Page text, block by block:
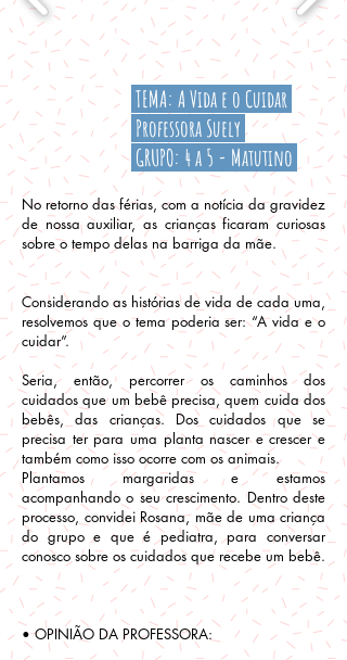
TEMA: A Vida e o Cuidar
Professora Suely
GRUPO: 4 a 5 - Matutino
No retorno das férias, com a notícia da gravidez
de nossa auxiliar, as crianças ficaram curiosas
sobre o tempo delas na barriga da mãe.
Considerando as histórias de vida de cada uma,
resolvemos que o tema poderia ser: “A vida e o
cuidar”.
Seria, então, percorrer os caminhos dos
cuidados que um bebê precisa, quem cuida dos
bebês, das crianças. Dos cuidados que se
precisa ter para uma planta nascer e crescer e
também como isso ocorre com os animais.
Plantamos margaridas e estamos
acompanhando o seu crescimento. Dentro deste
processo, convidei Rosana, mãe de uma criança
do grupo e que é pediatra, para conversar
conosco sobre os cuidados que recebe um bebê.
• OPINIÃO DA PROFESSORA: